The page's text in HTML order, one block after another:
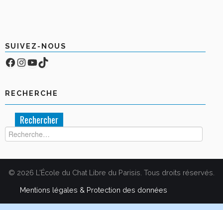
SUIVEZ-NOUS
Facebook
Compte Instagram
YouTube
TikTok
RECHERCHE
Rechercher :
© 2026 L'École du Chat Libre du Parisis. Tous droits réservés.
Mentions légales & Protection des données